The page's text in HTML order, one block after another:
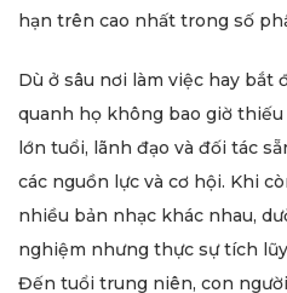
hạn trên cao nhất trong số
Dù ở sâu nơi làm việc hay bắt
quanh họ không bao giờ thiếu
lớn tuổi, lãnh đạo và đối tác
các nguồn lực và cơ hội. Khi
nhiều bản nhạc khác nhau,
nghiệm nhưng thực sự tích
Đến tuổi trung niên, con